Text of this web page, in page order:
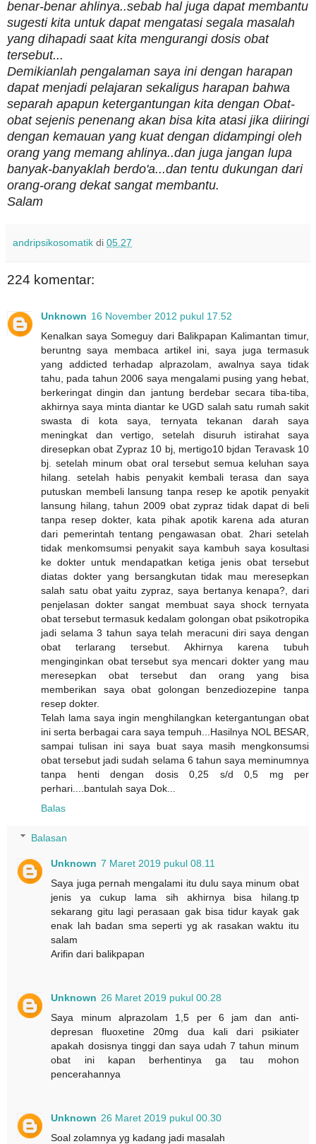
benar-benar ahlinya..sebab hal juga dapat membantu
sugesti kita untuk dapat mengatasi segala masalah
yang dihapadi saat kita mengurangi dosis obat
tersebut...
Demikianlah pengalaman saya ini dengan harapan
dapat menjadi pelajaran sekaligus harapan bahwa
separah apapun ketergantungan kita dengan Obat-
obat sejenis penenang akan bisa kita atasi jika diiringi
dengan kemauan yang kuat dengan didampingi oleh
orang yang memang ahlinya..dan juga jangan lupa
banyak-banyaklah berdo'a...dan tentu dukungan dari
orang-orang dekat sangat membantu.
Salam
andripsikosomatik di 05.27
224 komentar:
Unknown 16 November 2012 pukul 17.52
Kenalkan saya Someguy dari Balikpapan Kalimantan timur,
beruntng saya membaca artikel ini, saya juga termasuk
yang addicted terhadap alprazolam, awalnya saya tidak
tahu, pada tahun 2006 saya mengalami pusing yang hebat,
berkeringat dingin dan jantung berdebar secara tiba-tiba,
akhirnya saya minta diantar ke UGD salah satu rumah sakit
swasta di kota saya, ternyata tekanan darah saya
meningkat dan vertigo, setelah disuruh istirahat saya
diresepkan obat Zypraz 10 bj, mertigo10 bjdan Teravask 10
bj. setelah minum obat oral tersebut semua keluhan saya
hilang. setelah habis penyakit kembali terasa dan saya
putuskan membeli lansung tanpa resep ke apotik penyakit
lansung hilang, tahun 2009 obat zypraz tidak dapat di beli
tanpa resep dokter, kata pihak apotik karena ada aturan
dari pemerintah tentang pengawasan obat. 2hari setelah
tidak menkomsumsi penyakit saya kambuh saya kosultasi
ke dokter untuk mendapatkan ketiga jenis obat tersebut
diatas dokter yang bersangkutan tidak mau meresepkan
salah satu obat yaitu zypraz, saya bertanya kenapa?, dari
penjelasan dokter sangat membuat saya shock ternyata
obat tersebut termasuk kedalam golongan obat psikotropika
jadi selama 3 tahun saya telah meracuni diri saya dengan
obat terlarang tersebut. Akhirnya karena tubuh
menginginkan obat tersebut sya mencari dokter yang mau
meresepkan obat tersebut dan orang yang bisa
memberikan saya obat golongan benzediozepine tanpa
resep dokter.
Telah lama saya ingin menghilangkan ketergantungan obat
ini serta berbagai cara saya tempuh...Hasilnya NOL BESAR,
sampai tulisan ini saya buat saya masih mengkonsumsi
obat tersebut jadi sudah selama 6 tahun saya meminumnya
tanpa henti dengan dosis 0,25 s/d 0,5 mg per
perhari....bantulah saya Dok...
Balas
Balasan
Unknown 7 Maret 2019 pukul 08.11
Saya juga pernah mengalami itu dulu saya minum obat
jenis ya cukup lama sih akhirnya bisa hilang.tp
sekarang gitu lagi perasaan gak bisa tidur kayak gak
enak lah badan sma seperti yg ak rasakan waktu itu
salam
Arifin dari balikpapan
Unknown 26 Maret 2019 pukul 00.28
Saya minum alprazolam 1,5 per 6 jam dan anti-
depresan fluoxetine 20mg dua kali dari psikiater
apakah dosisnya tinggi dan saya udah 7 tahun minum
obat ini kapan berhentinya ga tau mohon
pencerahannya
Unknown 26 Maret 2019 pukul 00.30
Soal zolamnya yg kadang jadi masalah